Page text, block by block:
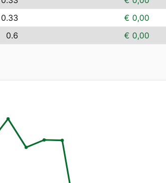
0.33 € 0,00
0.6 € 0,00